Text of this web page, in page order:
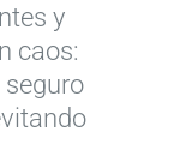
y
caos: